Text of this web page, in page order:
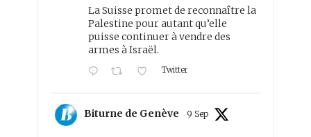
La Suisse promet de reconnaître la
Palestine pour autant qu’elle
puisse continuer à vendre des
armes à Israël.
Twitter
Biturne de Genève 9 Sep